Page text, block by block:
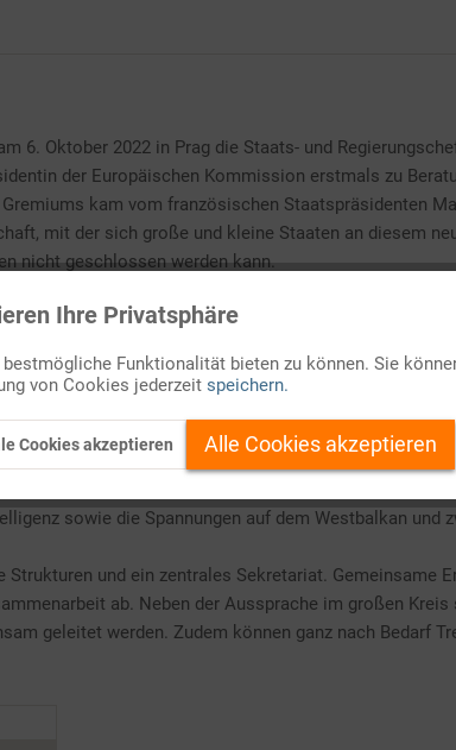
6. Oktober 2022 in Prag die Staats- und
der Europäischen Kommission erstmals zu
kam vom französischen Staatspräsidenten
mit der sich große und kleine Staaten an diesem
nicht geschlossen werden kann.
EPG zusammenführt, sind eher allgemein gehaltene
und ● die Stärkung von Sicherheit, Stabilität und
Organisationen (EU, NATO, EFTA usw.) an
und auch wieder engere Kontakte zu
Sicherheitsordnung den Zusammenhalt
EU-Mitgliedstaat und einem nicht zur EU
Auswirkungen auf die internationale Ordnung, Frieden
sowie die Spannungen auf dem Westbalkan und
und ein zentrales Sekretariat. Gemeinsame
ab. Neben der Aussprache im großen Kreis
geleitet werden. Zudem können ganz nach Bedarf
Inaktiv
Inaktiv
Inaktiv
Ihre Privatsphäre
Funktionalität bieten zu können. Sie
von Cookies jederzeit speichern.
Cookies akzeptieren Alle Cookies akzeptieren